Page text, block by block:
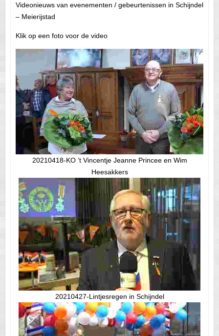
Videonieuws van evenementen / gebeurtenissen in Schijndel
– Meierijstad
Klik op een foto voor de video
20210418-KO ’t Vincentje Jeanne Princee en Wim
Heesakkers
20210427-Lintjesregen in Schijndel